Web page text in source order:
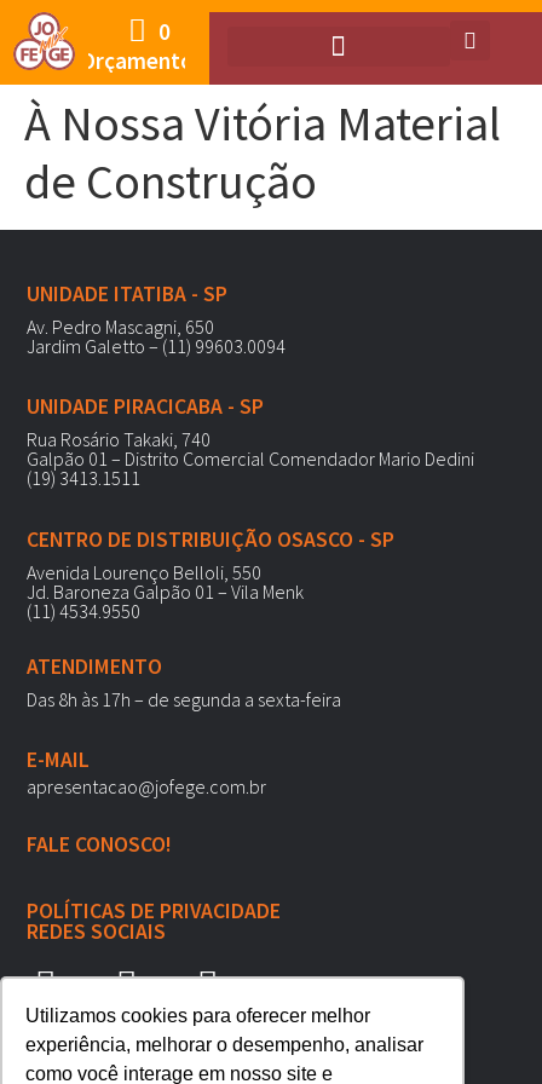
Utilizamos cookies para oferecer melhor
experiência, melhorar o desempenho, analisar
como você interage em nosso site e
Orçamento
0
À Nossa Vitória Material
de Construção
UNIDADE ITATIBA - SP
Av. Pedro Mascagni, 650
Jardim Galetto – (11) 99603.0094
UNIDADE PIRACICABA - SP
Rua Rosário Takaki, 740
Galpão 01 – Distrito Comercial Comendador Mario Dedini
(19) 3413.1511
CENTRO DE DISTRIBUIÇÃO OSASCO - SP
Avenida Lourenço Belloli, 550
Jd. Baroneza Galpão 01 – Vila Menk
(11) 4534.9550
ATENDIMENTO
Das 8h às 17h – de segunda a sexta-feira
E-MAIL
apresentacao@jofege.com.br
FALE CONOSCO!
POLÍTICAS DE PRIVACIDADE
REDES SOCIAIS